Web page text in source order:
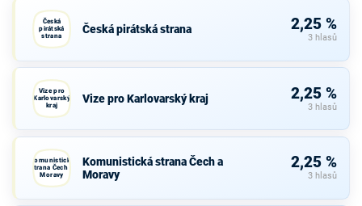
Česká
pirátská
strana
Česká pirátská strana 2,25 %
3 hlasů
Vize pro
Karlovarský
kraj
Vize pro Karlovarský kraj 2,25 %
3 hlasů
Komunistická
strana Čech a
Moravy
Komunistická strana Čech a
Moravy
2,25 %
3 hlasů